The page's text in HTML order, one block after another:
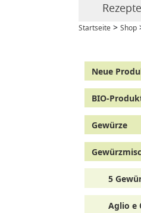
Rezepte
Startseite > Shop
Neue
BIO-
Gewürze
5
Aglio e